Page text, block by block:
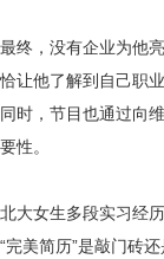
最终，没有企业为他
恰让他了解到自己职
同时，节目也通过向
要性。
北大女生多段实习经
“完美简历”是敲门砖